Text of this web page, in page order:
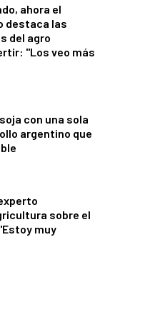
ahora el
destaca las
del agro
"Los veo más
con una sola
argentino que
sobre el
muy